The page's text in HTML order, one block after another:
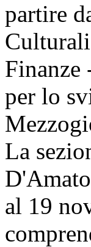
partire
Finanze
per lo
La
al 19